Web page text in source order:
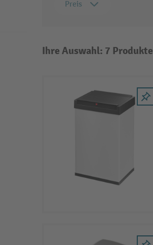
Preis
Ihre Auswahl: 7 Produkte